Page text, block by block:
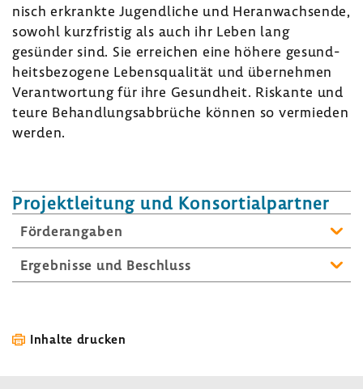
nisch erkrankte Jugend­liche und Heran­wach­sende,
sowohl kurz­fristig als auch ihr Leben lang
gesünder sind. Sie errei­chen eine höhere gesund­
heits­be­zo­gene Lebens­qua­lität und über­nehmen
Verant­wor­tung für ihre Gesund­heit. Riskante und
teure Behand­lungs­ab­brüche können so vermieden
werden.
Projekt­lei­tung und Konsor­ti­al­partner
Förder­an­gaben
Ergeb­nisse und Beschluss
Inhalte drucken